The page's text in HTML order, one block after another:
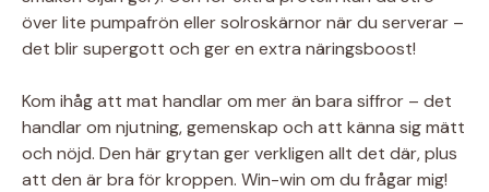
över lite pumpafrön eller solroskärnor när du serverar –
det blir supergott och ger en extra näringsboost!
Kom ihåg att mat handlar om mer än bara siffror – det
handlar om njutning, gemenskap och att känna sig mätt
och nöjd. Den här grytan ger verkligen allt det där, plus
att den är bra för kroppen. Win-win om du frågar mig!